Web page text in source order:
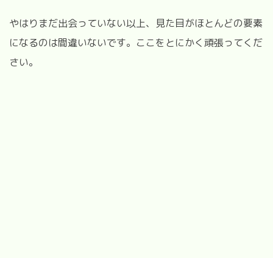
やはりまだ出会っていない以上、見た目がほとんどの要素
になるのは間違いないです。ここをとにかく頑張ってくだ
さい。